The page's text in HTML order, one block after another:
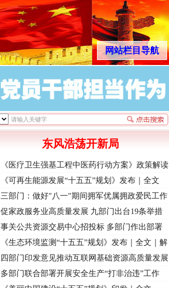
网站栏目导航
东风浩荡开新局
《医疗卫生强基工程中医药行动方案》政策解读
《可再生能源发展“十五五”规划》发布｜全文
三部门：做好"八一"期间拥军优属拥政爱民工作
促家政服务业高质量发展 九部门出台19条举措
事关公共资源交易中心招投标 多部门作出部署
《生态环境监测“十五五”规划》发布｜全文｜解
读
四部门印发意见推动互联网基础资源高质量发展
多部门联合部署开展安全生产“打非治违”工作